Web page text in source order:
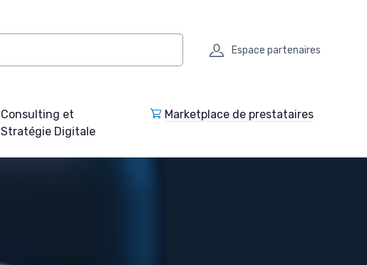
Espace partenaires
Consulting et
Stratégie Digitale
Marketplace de prestataires